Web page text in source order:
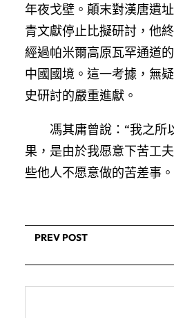
年夜戈壁。顛末對漢唐遺
青文獻停止比擬研討，他
經過帕米爾高原瓦罕通道
中國國境。這一考據，無
史研討的嚴重進獻。
馮其庸曾說：“我之所
果，是由於我愿意下苦工
些他人不愿意做的苦差事
PREV POST